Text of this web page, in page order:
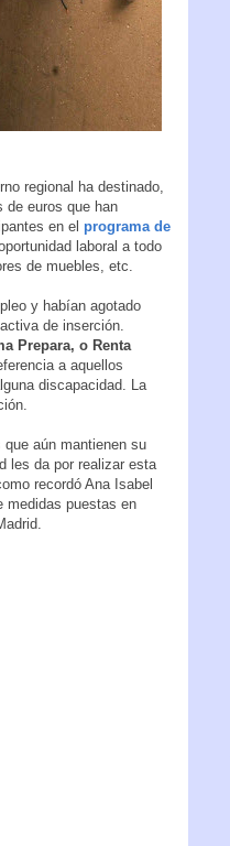
regional ha destinado,
de euros que han
en el programa de
laboral a todo
de muebles, etc.
y habían agotado
de inserción.
Prepara, o Renta
a aquellos
discapacidad. La
aún mantienen su
les da por realizar esta
recordó Ana Isabel
medidas puestas en